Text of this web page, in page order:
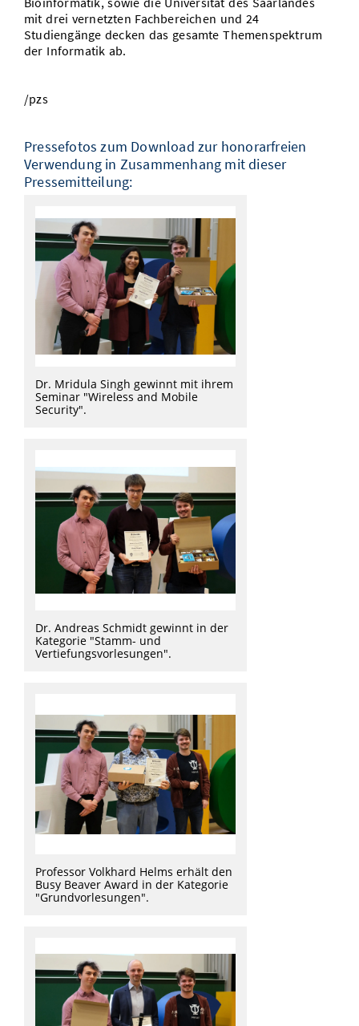
mit drei vernetzten Fachbereichen und 24
Studiengänge decken das gesamte Themenspektrum
der Informatik ab.
/pzs
Pressefotos zum Download zur honorarfreien
Verwendung in Zusammenhang mit dieser
Pressemitteilung:
Dr. Mridula Singh gewinnt mit ihrem
Seminar "Wireless and Mobile
Security".
Dr. Andreas Schmidt gewinnt in der
Kategorie "Stamm- und
Vertiefungsvorlesungen".
Professor Volkhard Helms erhält den
Busy Beaver Award in der Kategorie
"Grundvorlesungen".